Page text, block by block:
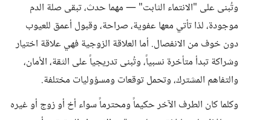
وتُبنى على "الانتماء الثابت" — مهما حدث، تبقى صلة الدم
موجودة، لذا تأتي معها عفوية، صراحة، وقبول أعمق للعيوب
دون خوف من الانفصال. أما العلاقة الزوجية فهي علاقة اختيار
وشراكة تبدأ متأخرة نسبياً، وتُبنى تدريجياً على الثقة، الأمان،
والتفاهم المشترك، وتحمل توقعات ومسؤوليات مختلفة.
وكلما كان الطرف الآخر حكيماً ومحترماً سواء أخ أو زوج أو غيره